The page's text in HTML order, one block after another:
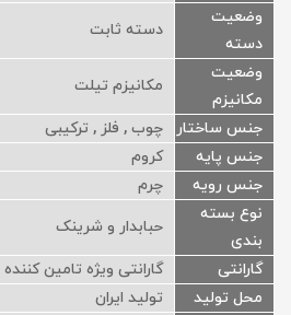
وضعیت
دسته
دسته ثابت
وضعیت
مکانیزم
مکانیزم تیلت
جنس ساختار
چوب , فلز , ترکیبی
جنس پایه
کروم
جنس رویه
چرم
نوع بسته
بندی
حبابدار و شرینک
گارانتی
گارانتی ویژه تامین کننده
محل تولید
تولید ایران